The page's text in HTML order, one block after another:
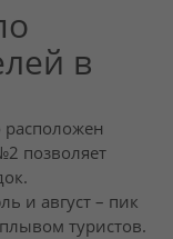
в
расположен
позволяет
и август – пик
туристов.